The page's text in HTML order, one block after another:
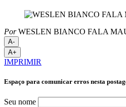
PorWESLEN BIANCO FALA
A-
A+
IMPRIMIR
Espaço para comunicar erros nesta
Seu nome